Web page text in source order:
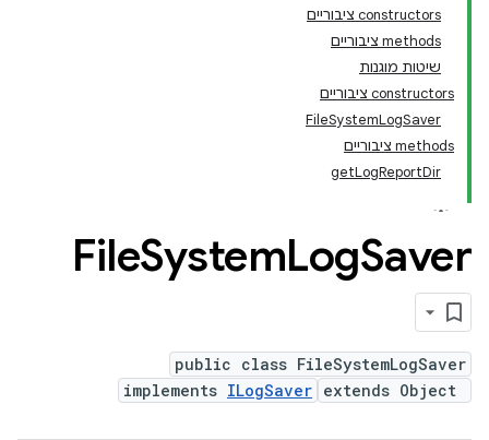
‫constructors ציבוריים
‫methods ציבוריים
שיטות מוגנות
‫constructors ציבוריים
FileSystemLogSaver
‫methods ציבוריים
getLogReportDir
FileSystemLogSaver
public class FileSystemLogSaver
extends Object
implements ILogSaver